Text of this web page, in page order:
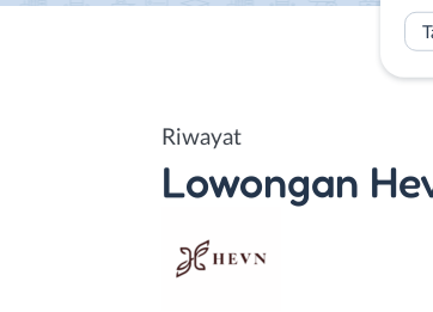
Riwayat
Lowongan